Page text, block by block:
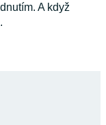
A když